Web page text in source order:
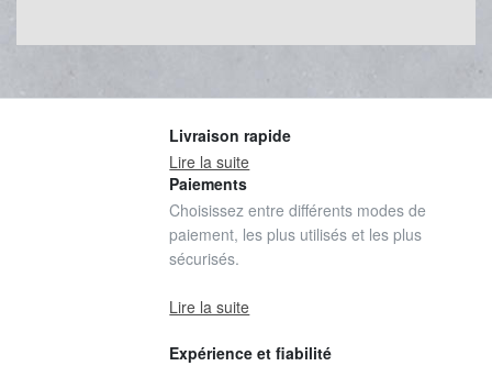
Livraison rapide
Lire la suite
Paiements
Choisissez entre différents modes de
paiement, les plus utilisés et les plus
sécurisés.
Lire la suite
Expérience et fiabilité